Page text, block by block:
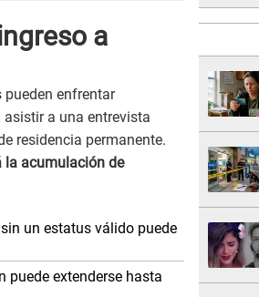
a
pueden enfrentar
asistir a una entrevista
residencia permanente.
la acumulación de
un estatus válido puede
puede extenderse hasta